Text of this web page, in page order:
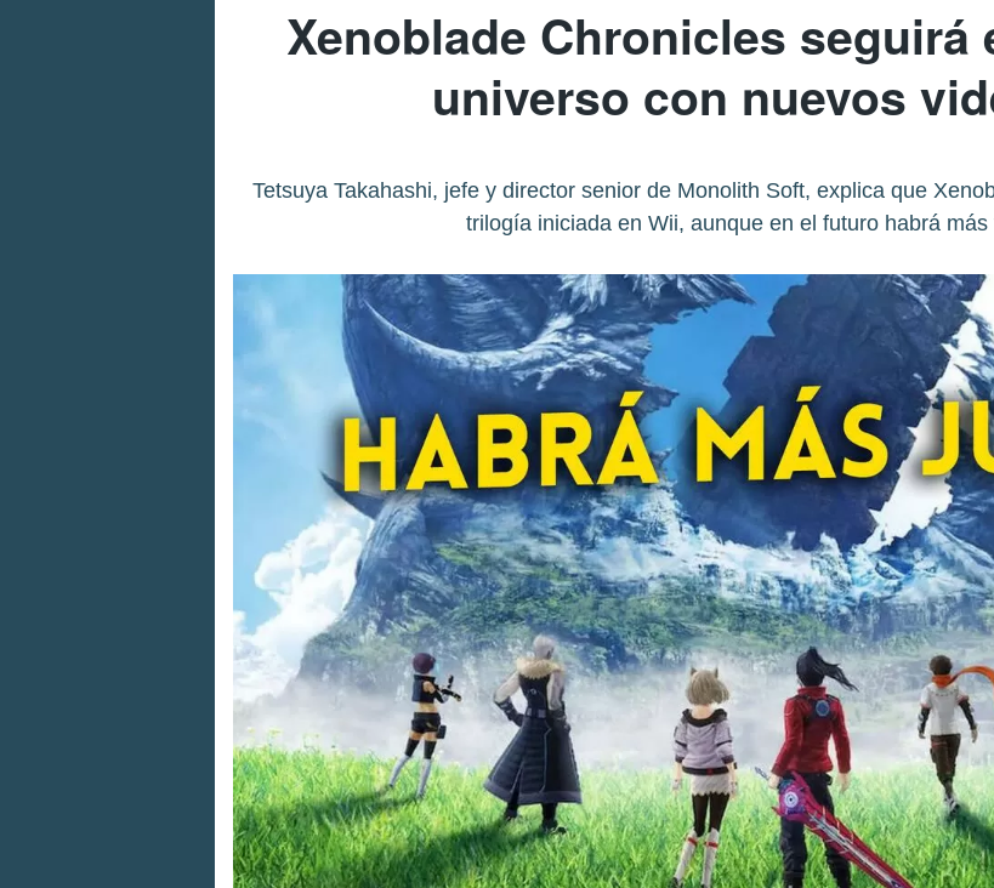
Xenoblade Chronicles seguirá
universo con nuevos
Tetsuya Takahashi, jefe y director senior de Monolith Soft, explica que
trilogía iniciada en Wii, aunque en el futuro habrá